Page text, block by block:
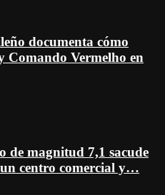
documenta cómo
Comando Vermelho en
de magnitud 7,1 sacude
centro comercial y…